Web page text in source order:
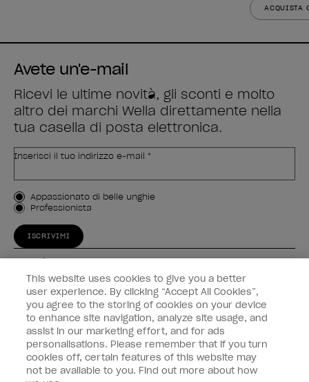
ACQUISTA
Avete un'e-mail
Ricevi le ultime novità, gli sconti e molto
altro dei marchi Wella direttamente nella
tua casella di posta elettronica.
Inserisci il tuo indirizzo e-mail *
Tipo di cliente
Appassionato di belle unghie
Professionista
ISCRIVIMI
Esperienza
Collegati
Informazioni sul cliente
This website uses cookies to give you a better
user experience. By clicking “Accept All Cookies”,
you agree to the storing of cookies on your device
to enhance site navigation, analyze site usage, and
assist in our marketing effort, and for ads
personalisations. Please remember that if you turn
cookies off, certain features of this website may
not be available to you. Find out more about how